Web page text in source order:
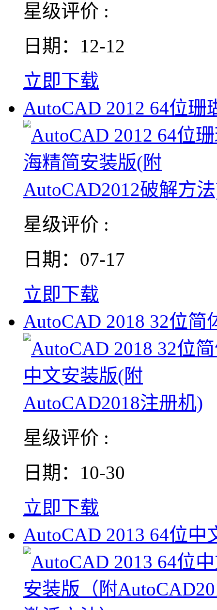
星级评价 :
日期：12-12
立即下载
AutoCAD 2012 64位珊
星级评价 :
日期：07-17
立即下载
AutoCAD 2018 32位简
星级评价 :
日期：10-30
立即下载
AutoCAD 2013 64位中